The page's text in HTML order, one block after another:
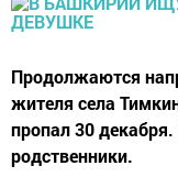
Продолжаются
жителя села
пропал 30
родственники.